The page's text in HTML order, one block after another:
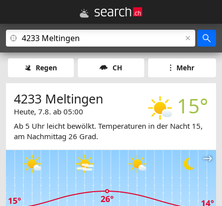
Regen CH Mehr
15°
4233 Meltingen
Heute, 7.8. ab 05:00
Ab 5 Uhr leicht bewölkt. Temperaturen in der Nacht 15,
am Nachmittag 26 Grad.